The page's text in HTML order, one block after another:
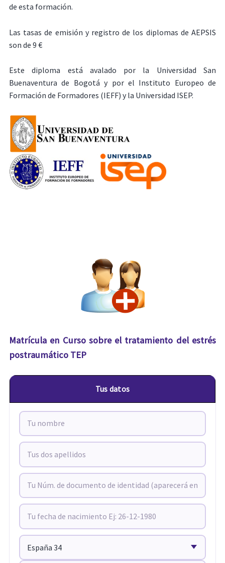
de esta formación.
Las tasas de emisión y registro de los diplomas de AEPSIS
son de 9 €
Este diploma está avalado por la Universidad San
Buenaventura de Bogotá y por el Instituto Europeo de
Formación de Formadores (IEFF) y la Universidad ISEP.
Matrícula en Curso sobre el tratamiento del estrés
postraumático TEP
Tus datos